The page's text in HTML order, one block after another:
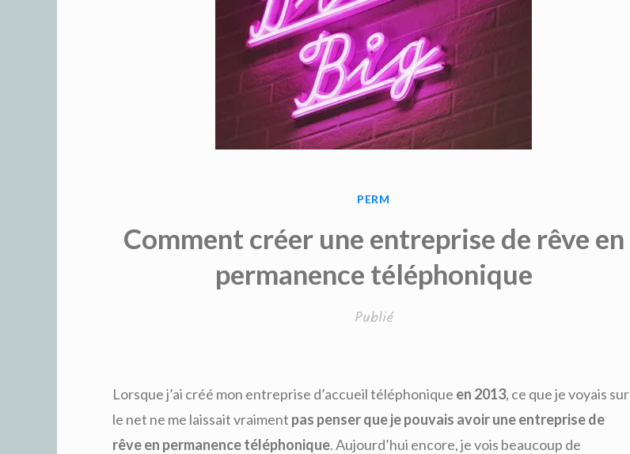
PUBLIÉ
PERM
Comment créer une entreprise de rêve en
permanence téléphonique
Publié
Lorsque j’ai créé mon entreprise d’accueil téléphonique en 2013, ce que je voyais sur
le net ne me laissait vraiment pas penser que je pouvais avoir une entreprise de
rêve en permanence téléphonique. Aujourd’hui encore, je vois beaucoup de